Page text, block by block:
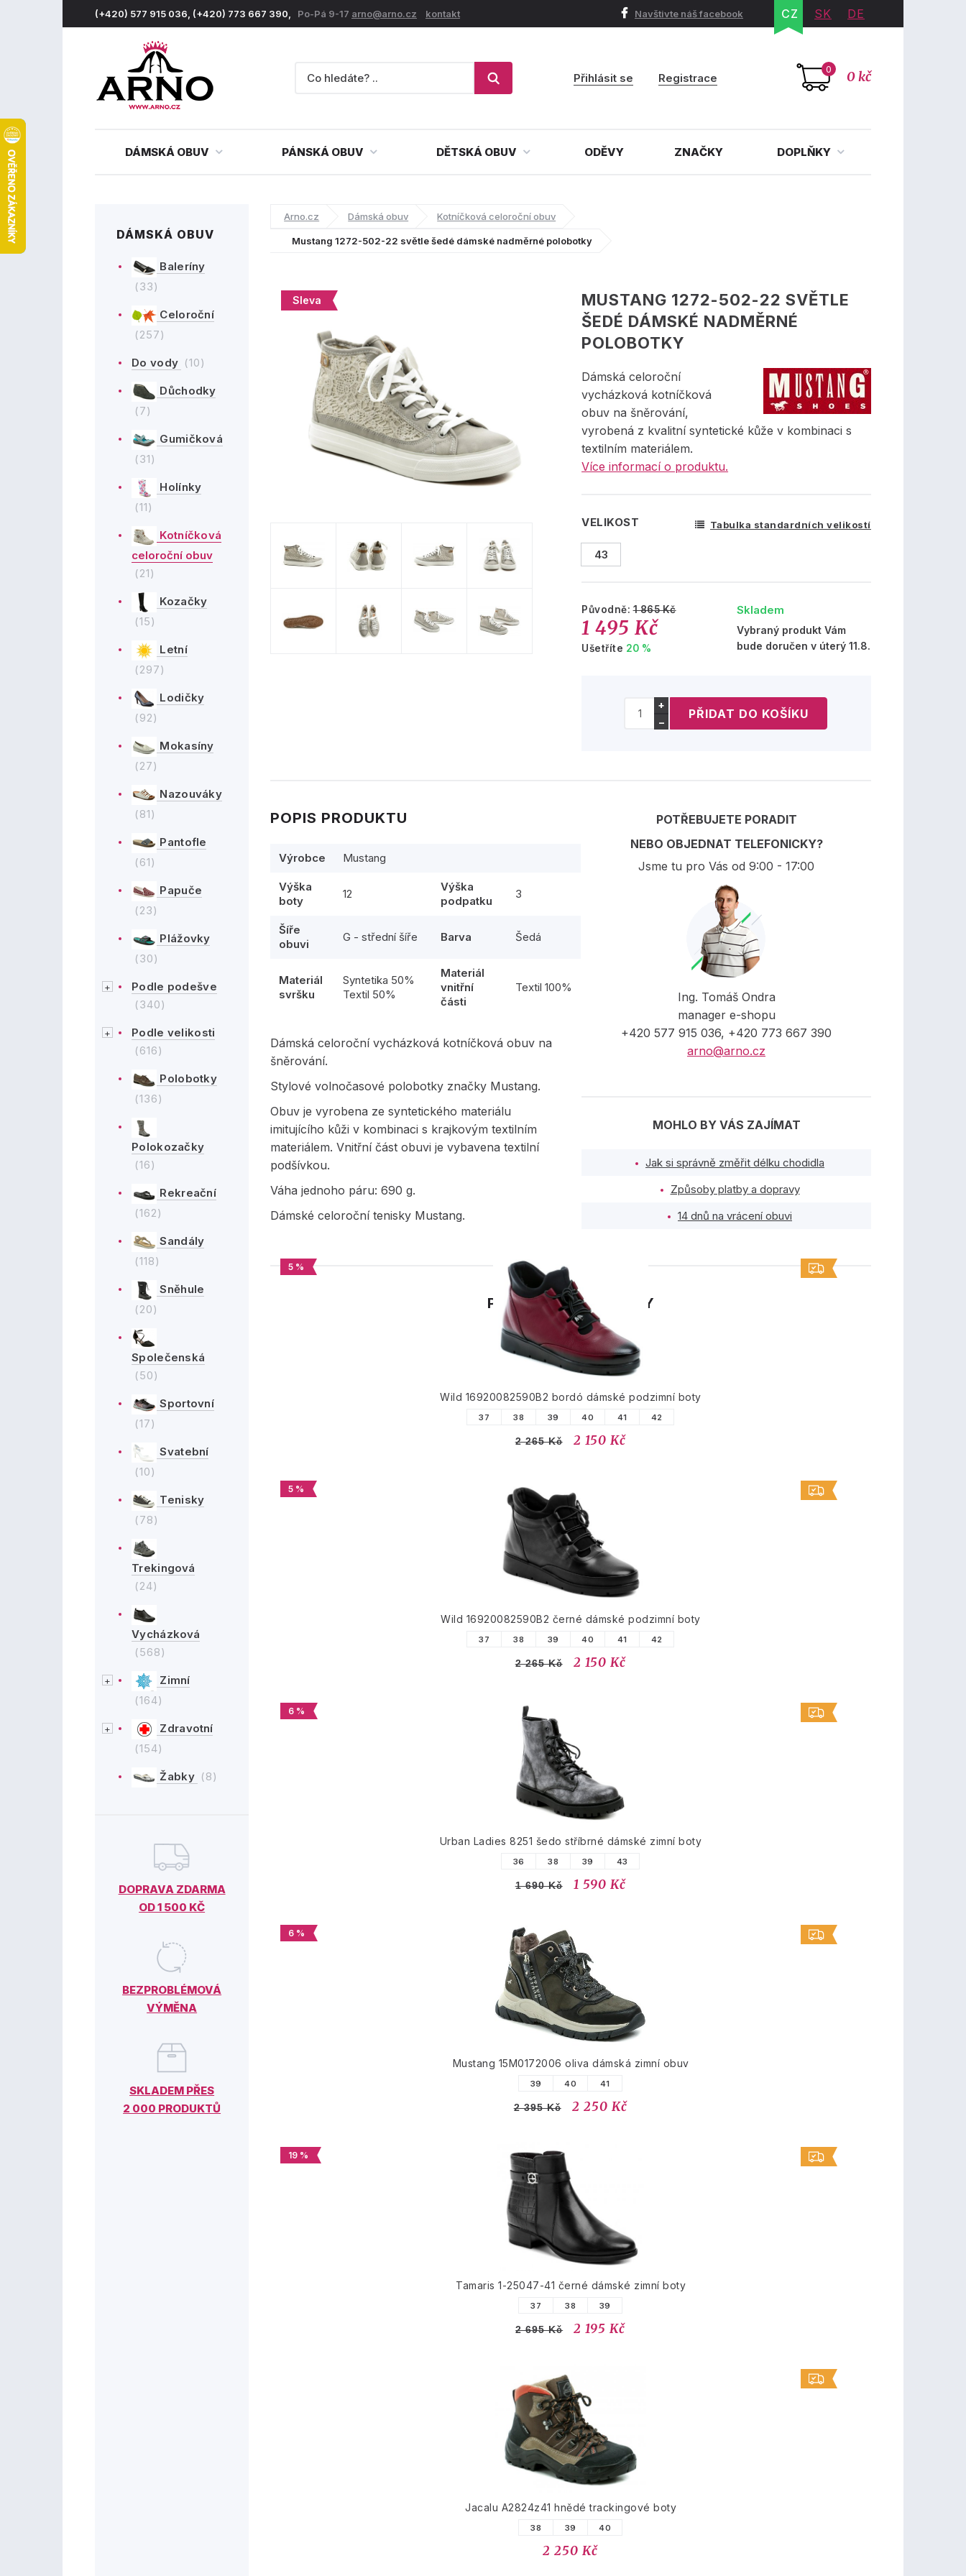
(+420) 577 915 036, (+420) 773 667 390, Po-Pá 9-17 arno@arno.cz kontakt Navštivte náš facebook CZ SK DE
0 0 kč
Přihlásit se Registrace
DÁMSKÁ OBUV PÁNSKÁ OBUV DĚTSKÁ OBUV ODĚVY ZNAČKY DOPLŇKY
DÁMSKÁ OBUV
Baleríny
(33)
Celoroční
(257)
Do vody (10)
Důchodky
(7)
Gumičková
(31)
Holínky
(11)
Kotníčková
celoroční obuv
(21)
Kozačky
(15)
Letní
(297)
Lodičky
(92)
Mokasíny
(27)
Nazouváky
(81)
Pantofle
(61)
Papuče
(23)
Plážovky
(30)
Podle podešve
(340)
Podle velikosti
(616)
Polobotky
(136)
Polokozačky
(16)
Rekreační
(162)
Sandály
(118)
Sněhule
(20)
Společenská
(50)
Sportovní
(17)
Svatební
(10)
Tenisky
(78)
Trekingová
(24)
Vycházková
(568)
Zimní
(164)
Zdravotní
(154)
Žabky (8)
DOPRAVA ZDARMA
OD 1 500 KČ
BEZPROBLÉMOVÁ
VÝMĚNA
SKLADEM PŘES
2 000 PRODUKTŮ
Arno.cz Dámská obuv Kotníčková celoroční obuv
Mustang 1272-502-22 světle šedé dámské nadměrné polobotky
Sleva
MUSTANG 1272-502-22 SVĚTLE
ŠEDÉ DÁMSKÉ NADMĚRNÉ
POLOBOTKY
Dámská celoroční
vycházková kotníčková
obuv na šněrování,
vyrobená z kvalitní syntetické kůže v kombinaci s
textilním materiálem.
Více informací o produktu.
VELIKOST Tabulka standardních velikostí
43
Původně:1 865 Kč
1 495 Kč
Ušetříte 20 %
Skladem
Vybraný produkt Vám
bude doručen v úterý 11.8.
+
−
POPIS PRODUKTU
Výrobce Mustang
Výška
boty
12
Výška
podpatku
3
Šíře
obuvi
G - střední šíře Barva Šedá
Materiál
svršku
Syntetika 50%
Textil 50%
Materiál
vnitřní
části
Textil 100%
Dámská celoroční vycházková kotníčková obuv na
šněrování.
Stylové volnočasové polobotky značky Mustang.
Obuv je vyrobena ze syntetického materiálu
imitujícího kůži v kombinaci s krajkovým textilním
materiálem. Vnitřní část obuvi je vybavena textilní
podšívkou.
Váha jednoho páru: 690 g.
Dámské celoroční tenisky Mustang.
POTŘEBUJETE PORADIT
NEBO OBJEDNAT TELEFONICKY?
Jsme tu pro Vás od 9:00 - 17:00
Ing. Tomáš Ondra
manager e-shopu
+420 577 915 036, +420 773 667 390
arno@arno.cz
MOHLO BY VÁS ZAJÍMAT
Jak si správně změřit délku chodidla
Způsoby platby a dopravy
14 dnů na vrácení obuvi
PODOBNÉ PRODUKTY
5 %
Wild 16920082590B2 bordó dámské podzimní boty
37 38 39 40 41 42
2 265 Kč 2 150 Kč
5 %
Wild 16920082590B2 černé dámské podzimní boty
37 38 39 40 41 42
2 265 Kč 2 150 Kč
6 %
Urban Ladies 8251 šedo stříbrné dámské zimní boty
36 38 39 43
1 690 Kč 1 590 Kč
6 %
Mustang 15M0172006 oliva dámská zimní obuv
39 40 41
2 395 Kč 2 250 Kč
19 %
Tamaris 1-25047-41 černé dámské zimní boty
37 38 39
2 695 Kč 2 195 Kč
Jacalu A2824z41 hnědé trackingové boty
38 39 40
2 250 Kč